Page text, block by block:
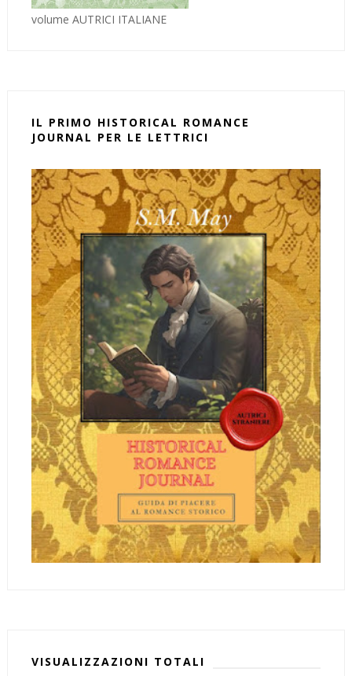
volume AUTRICI ITALIANE
IL PRIMO HISTORICAL ROMANCE
JOURNAL PER LE LETTRICI
VISUALIZZAZIONI TOTALI